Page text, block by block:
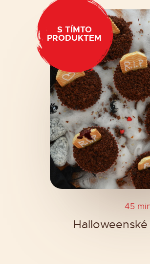
S TÍMTO
PRODUKTEM
45